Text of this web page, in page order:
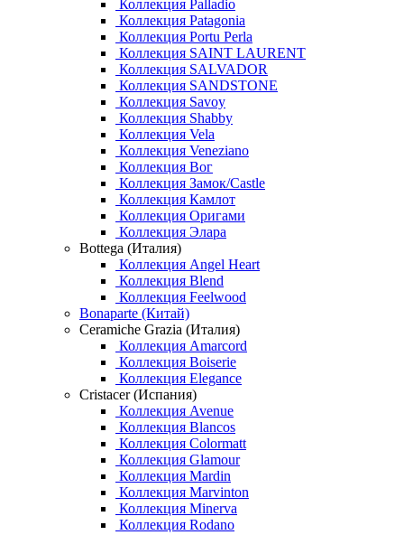
Коллекция Palladio
Коллекция Patagonia
Коллекция Portu Perla
Коллекция SAINT LAURENT
Коллекция SALVADOR
Коллекция SANDSTONE
Коллекция Savoy
Коллекция Shabby
Коллекция Vela
Коллекция Veneziano
Коллекция Вог
Коллекция Замок/Castle
Коллекция Камлот
Коллекция Оригами
Коллекция Элара
Bottega (Италия)
Коллекция Angel Heart
Коллекция Blend
Коллекция Feelwood
Bonaparte (Китай)
Ceramiche Grazia (Италия)
Коллекция Amarcord
Коллекция Boiserie
Коллекция Elegance
Cristacer (Испания)
Коллекция Avenue
Коллекция Blancos
Коллекция Colormatt
Коллекция Glamour
Коллекция Mardin
Коллекция Marvinton
Коллекция Minerva
Коллекция Rodano